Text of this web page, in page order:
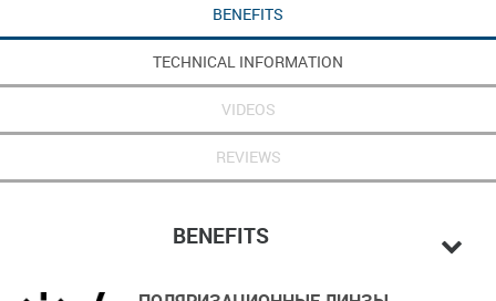
BENEFITS
TECHNICAL INFORMATION
VIDEOS
REVIEWS
BENEFITS